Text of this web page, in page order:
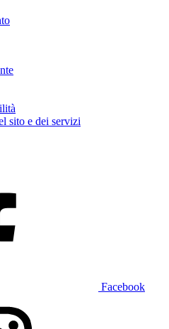
sito e dei servizi
Facebook